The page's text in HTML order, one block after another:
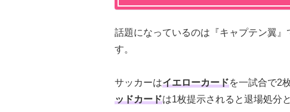
話題になっているのは『キャプテン翼』
す。
サッカーはイエローカードを一試合で2
ッドカードは1枚提示されると退場処分